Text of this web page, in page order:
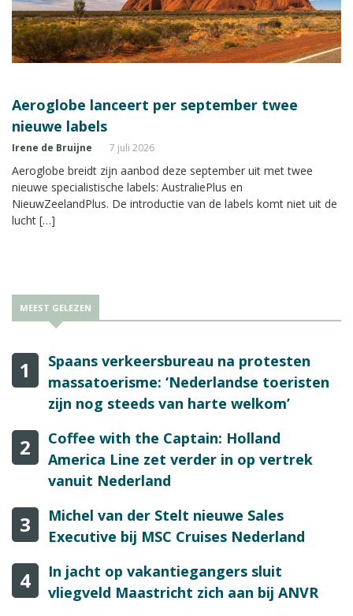
Aeroglobe lanceert per september twee
nieuwe labels
Irene de Bruijne 7 juli 2026
Aeroglobe breidt zijn aanbod deze september uit met twee
nieuwe specialistische labels: AustraliePlus en
NieuwZeelandPlus. De introductie van de labels komt niet uit de
lucht […]
MEEST GELEZEN
1
Spaans verkeersbureau na protesten
massatoerisme: ‘Nederlandse toeristen
zijn nog steeds van harte welkom’
2
Coffee with the Captain: Holland
America Line zet verder in op vertrek
vanuit Nederland
3
Michel van der Stelt nieuwe Sales
Executive bij MSC Cruises Nederland
4
In jacht op vakantiegangers sluit
vliegveld Maastricht zich aan bij ANVR